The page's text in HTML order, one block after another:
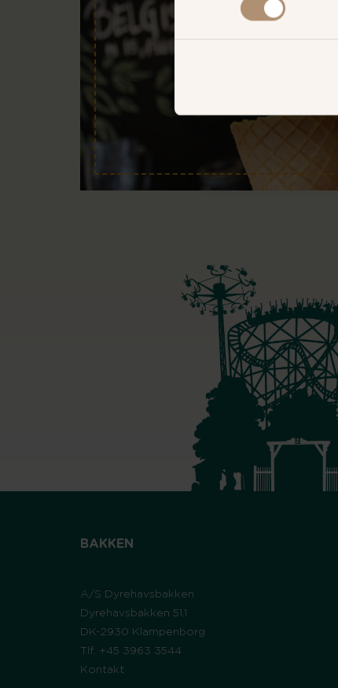
BAKKEN
A/S Dyrehavsbakken
Dyrehavsbakken 51.1
DK-2930 Klampenborg
Tlf. +45 3963 3544
Kontakt